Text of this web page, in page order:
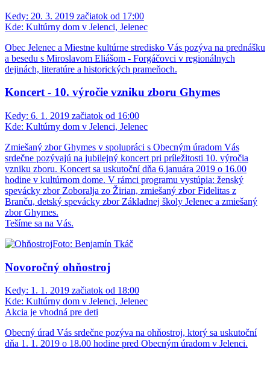
Kedy: 20. 3. 2019 začiatok od 17:00
Kde: Kultúrny dom v Jelenci, Jelenec
Obec Jelenec a Miestne kultúrne stredisko Vás pozýva na prednášku
a besedu s Miroslavom Eliášom - Forgáčovci v regionálnych
dejinách, literatúre a historických prameňoch.
Koncert - 10. výročie vzniku zboru Ghymes
Kedy: 6. 1. 2019 začiatok od 16:00
Kde: Kultúrny dom v Jelenci, Jelenec
Zmiešaný zbor Ghymes v spolupráci s Obecným úradom Vás
srdečne pozývajú na jubilejný koncert pri príležitosti 10. výročia
vzniku zboru. Koncert sa uskutoční dňa 6.januára 2019 o 16.00
hodine v kultúrnom dome. V rámci programu vystúpia: ženský
spevácky zbor Zoboralja zo Žirian, zmiešaný zbor Fidelitas z
Branču, detský spevácky zbor Základnej školy Jelenec a zmiešaný
zbor Ghymes.
Tešíme sa na Vás.
Novoročný ohňostroj
Kedy: 1. 1. 2019 začiatok od 18:00
Kde: Kultúrny dom v Jelenci, Jelenec
Akcia je vhodná pre deti
Obecný úrad Vás srdečne pozýva na ohňostroj, ktorý sa uskutoční
dňa 1. 1. 2019 o 18.00 hodine pred Obecným úradom v Jelenci.